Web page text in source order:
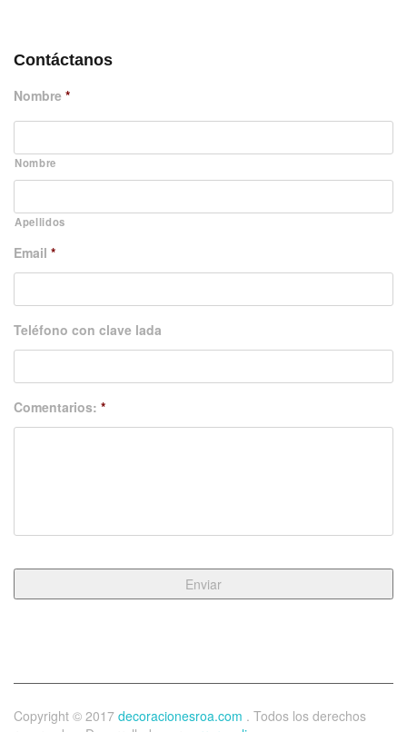
Contáctanos
Nombre *
Nombre
Apellidos
Email *
Teléfono con clave lada
Comentarios: *
Copyright © 2017 decoracionesroa.com . Todos los derechos